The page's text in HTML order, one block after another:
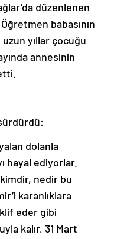
düzenlenen
babasının
yıllar çocuğu
annesinin
dolanla
hayal ediyorlar.
kimdir, nedir bu
karanlıklara
eder gibi
kalır, 31 Mart